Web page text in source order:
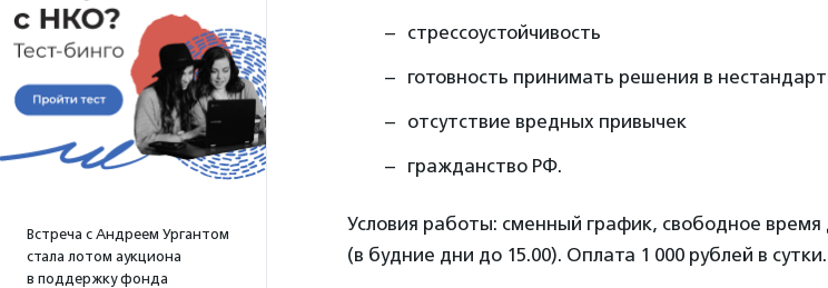
Встреча с Андреем Ургантом
стала лотом аукциона
в поддержку фонда
стрессоустойчивость
готовность принимать решения в
отсутствие вредных привычек
гражданство РФ.
Условия работы: сменный график‚ свободное
(в будние дни до 15.00). Оплата 1 000 рублей в сутки.